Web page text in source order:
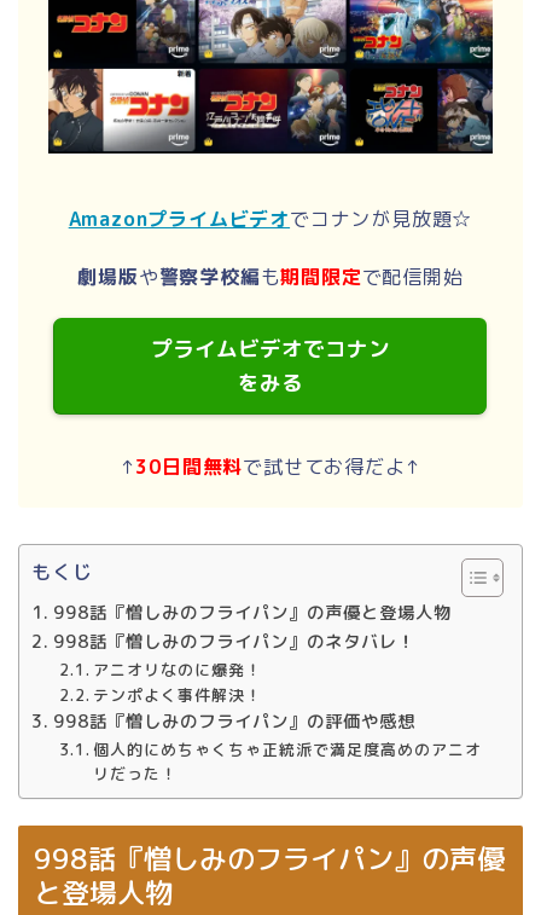
Amazonプライムビデオでコナンが見放題☆
劇場版や警察学校編も期間限定で配信開始
プライムビデオでコナン
をみる
↑30日間無料で試せてお得だよ↑
もくじ
998話『憎しみのフライパン』の声優と登場人物
998話『憎しみのフライパン』のネタバレ！
アニオリなのに爆発！
テンポよく事件解決！
998話『憎しみのフライパン』の評価や感想
個人的にめちゃくちゃ正統派で満足度高めのアニオ
リだった！
998話『憎しみのフライパン』の声優
と登場人物